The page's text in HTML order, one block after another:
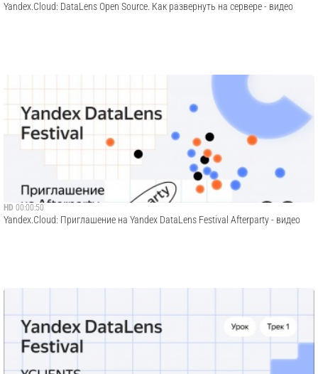
Yandex.Cloud: DataLens Open Source. Как развернуть на сервере - видео
HD 00:00:50
Yandex.Cloud: Приглашение на Yandex DataLens Festival Afterparty - видео